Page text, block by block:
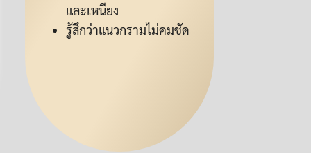
และเหนียง
รู้สึกว่าแนวกรามไม่คมชัด